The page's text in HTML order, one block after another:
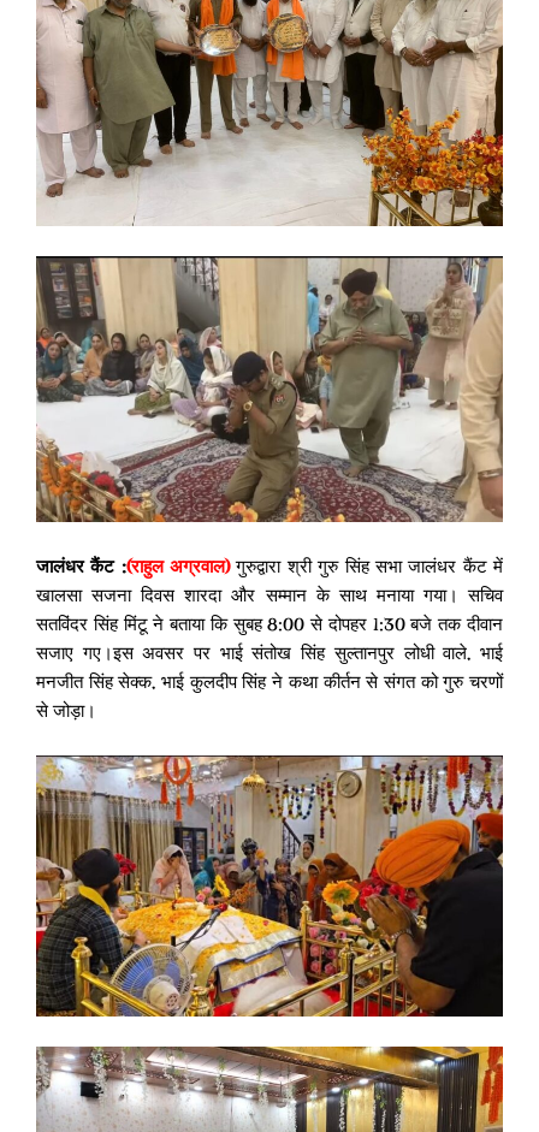
जालंधर कैंट :(राहुल अग्रवाल)गुरुद्वारा श्री गुरु सिंह सभा जालंधर कैंट में
खालसा सजना दिवस शारदा और सम्मान के साथ मनाया गया। सचिव
सतविंदर सिंह मिंटू ने बताया कि सुबह 8:00 से दोपहर 1:30 बजे तक दीवान
सजाए गए।इस अवसर पर भाई संतोख सिंह सुल्तानपुर लोधी वाले, भाई
मनजीत सिंह सेक्क, भाई कुलदीप सिंह ने कथा कीर्तन से संगत को गुरु चरणों
से जोड़ा।